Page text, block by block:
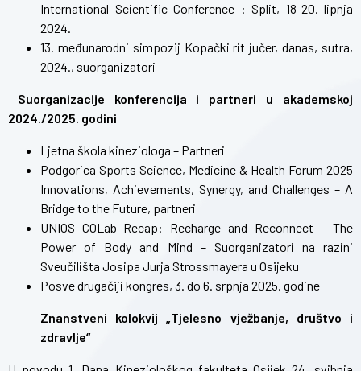
International Scientific Conference : Split, 18-20. lipnja
2024.
13. međunarodni simpozij Kopački rit jučer, danas, sutra,
2024., suorganizatori
Suorganizacije konferencija i partneri u akademskoj
2024./2025. godini
Ljetna škola kineziologa – Partneri
Podgorica Sports Science, Medicine & Health Forum 2025
Innovations, Achievements, Synergy, and Challenges – A
Bridge to the Future, partneri
UNIOS COLab Recap: Recharge and Reconnect – The
Power of Body and Mind – Suorganizatori na razini
Sveučilišta Josipa Jurja Strossmayera u Osijeku
Posve drugačiji kongres, 3. do 6. srpnja 2025. godine
Znanstveni kolokvij „Tjelesno vježbanje, društvo i
zdravlje“